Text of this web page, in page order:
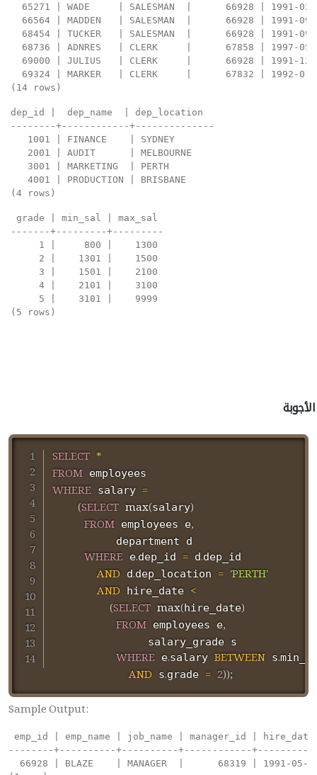
65271 | WADE     | SALESMAN  |      66928 | 1991-
66564 | MADDEN   | SALESMAN  |      66928 | 1991-
68454 | TUCKER   | SALESMAN  |      66928 | 1991-
68736 | ADNRES   | CLERK     |      67858 | 1997-
69000 | JULIUS   | CLERK     |      66928 | 1991-
69324 | MARKER   | CLERK     |      67832 | 1992-
(14 rows)
dep_id |  dep_name  | dep_location
--------+------------+--------------
   1001 | FINANCE    | SYDNEY
   2001 | AUDIT      | MELBOURNE
   3001 | MARKETING  | PERTH
   4001 | PRODUCTION | BRISBANE
(4 rows)
grade | min_sal | max_sal
-------+---------+---------
     1 |     800 |    1300
     2 |    1301 |    1500
     3 |    1501 |    2100
     4 |    2101 |    3100
     5 |    3101 |    9999
(5 rows)
الأجوبة
SELECT *
FROM
WHERE salary =
(SELECT max(salary)
FROM employees e,
          department d
WHERE e.dep_id = d.dep_id
AND d.dep_location = 'PERTH'
AND hire_date <
(SELECT max(hire_date)
FROM employees e,
               salary_grade s
WHERE e.salary BETWEEN s.
AND s.grade = 2));
Sample Output:
emp_id | emp_name | job_name | manager_id |
--------+----------+----------+------------
66928 | BLAZE    | MANAGER  |      68319 | 1991-05-